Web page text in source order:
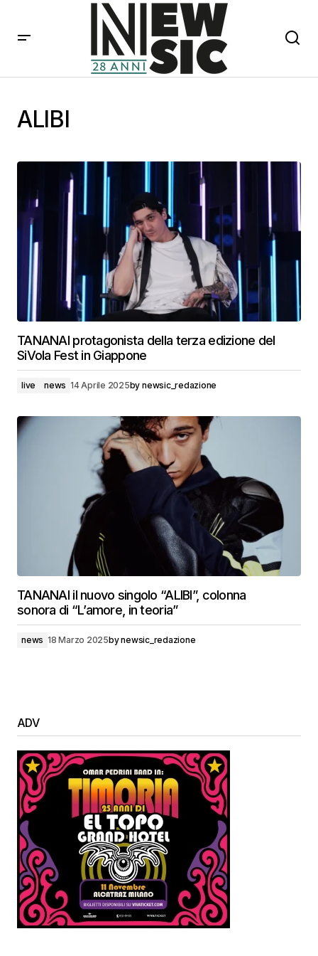
ALIBI
TANANAI protagonista della terza edizione del
SiVola Fest in Giappone
live news 14 Aprile 2025by newsic_redazione
TANANAI il nuovo singolo “ALIBI”, colonna
sonora di “L’amore, in teoria”
news 18 Marzo 2025bynewsic_redazione
ADV